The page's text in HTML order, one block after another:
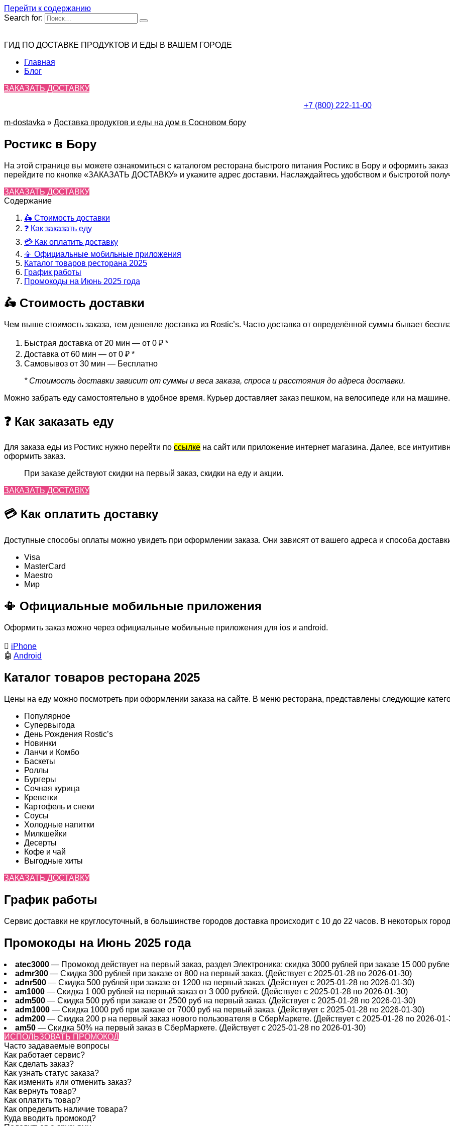
Перейти к содержанию
Search for:
ГИД ПО ДОСТАВКЕ ПРОДУКТОВ И ЕДЫ В ВАШЕМ ГОРОДЕ
Главная
Блог
ЗАКАЗАТЬ ДОСТАВКУ
+7 (800) 222-11-00
m-dostavka » Доставка продуктов и еды на дом в Сосновом бору
Ростикс в Бору
На этой странице вы можете ознакомиться с каталогом ресторана быстрого питания Ростикс в Бору и оформить
перейдите по кнопке «ЗАКАЗАТЬ ДОСТАВКУ» и укажите адрес доставки. Наслаждайтесь удобством и быстротой
ЗАКАЗАТЬ ДОСТАВКУ
Содержание
🛵 Стоимость доставки
❓ Как заказать еду
💳 Как оплатить доставку
📳 Официальные мобильные приложения
Каталог товаров ресторана 2025
График работы
Промокоды на Июнь 2025 года
🛵 Стоимость доставки
Чем выше стоимость заказа, тем дешевле доставка из Rostic’s. Часто доставка от определённой суммы бывает
Быстрая доставка от 20 мин — от 0 ₽ *
Доставка от 60 мин — от 0 ₽ *
Самовывоз от 30 мин — Бесплатно
* Стоимость доставки зависит от суммы и веса заказа, спроса и расстояния до адреса доставки.
Можно забрать еду самостоятельно в удобное время. Курьер доставляет заказ пешком, на велосипеде или на машине.
❓ Как заказать еду
Для заказа еды из Ростикс нужно перейти по ссылке на сайт или приложение интернет магазина. Далее, все
оформить заказ.
При заказе действуют скидки на первый заказ, скидки на еду и акции.
ЗАКАЗАТЬ ДОСТАВКУ
💳 Как оплатить доставку
Доступные способы оплаты можно увидеть при оформлении заказа. Они зависят от вашего адреса и способа
Visa
MasterСard
Maestro
Мир
📳 Официальные мобильные приложения
Оформить заказ можно через официальные мобильные приложения для ios и android.
 iPhone
🤖 Android
Каталог товаров ресторана 2025
Цены на еду можно посмотреть при оформлении заказа на сайте. В меню ресторана, представлены следующие
Популярное
Супервыгода
День Рождения Rostic’s
Новинки
Ланчи и Комбо
Баскеты
Роллы
Бургеры
Сочная курица
Креветки
Картофель и снеки
Соусы
Холодные напитки
Милкшейки
Десерты
Кофе и чай
Выгодные хиты
ЗАКАЗАТЬ ДОСТАВКУ
График работы
Сервис доставки не круглосуточный, в большинстве городов доставка происходит с 10 до 22 часов. В некоторых
Промокоды на Июнь 2025 года
atec3000 — Промокод действует на первый заказ, раздел Электроника: скидка 3000 рублей при заказе 15 000
admr300 — Скидка 300 рублей при заказе от 800 на первый заказ. (Действует с 2025-01-28 по 2026-01-30)
adnr500 — Скидка 500 рублей при заказе от 1200 на первый заказ. (Действует с 2025-01-28 по 2026-01-30)
am1000 — Скидка 1 000 рублей на первый заказ от 3 000 рублей. (Действует с 2025-01-28 по 2026-01-30)
adm500 — Скидка 500 руб при заказе от 2500 руб на первый заказ. (Действует с 2025-01-28 по 2026-01-30)
adm1000 — Скидка 1000 руб при заказе от 7000 руб на первый заказ. (Действует с 2025-01-28 по 2026-01-30)
adm200 — Cкидка 200 р на первый заказ нового пользователя в СберМаркете. (Действует с 2025-01-28 по 2026-
am50 — Скидка 50% на первый заказ в СберМаркете. (Действует с 2025-01-28 по 2026-01-30)
ИСПОЛЬЗОВАТЬ ПРОМОКОД
Часто задаваемые вопросы
Как работает сервис?
Как сделать заказ?
Как узнать статус заказа?
Как изменить или отменить заказ?
Как вернуть товар?
Как оплатить товар?
Как определить наличие товара?
Куда вводить промокод?